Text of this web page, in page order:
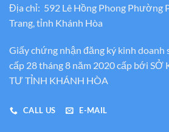
Địa chỉ: 592 Lê Hồng Phong Phường
Trang, tỉnh Khánh Hòa
Giấy chứng nhận đăng ký kinh doanh
cấp 28 tháng 8 năm 2020 cấp bới
TƯ TỈNH KHÁNH HÒA
CALL US E-MAIL